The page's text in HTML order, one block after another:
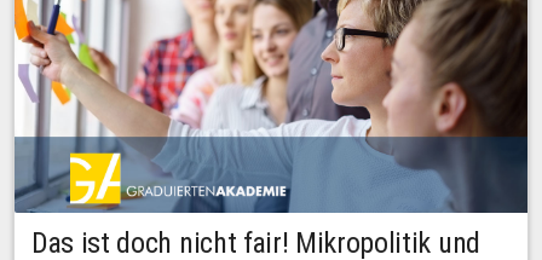
Das ist doch nicht fair! Mikropolitik und